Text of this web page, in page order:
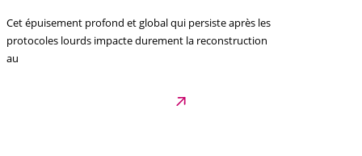
Cet épuisement profond et global qui persiste après les
protocoles lourds impacte durement la reconstruction
au